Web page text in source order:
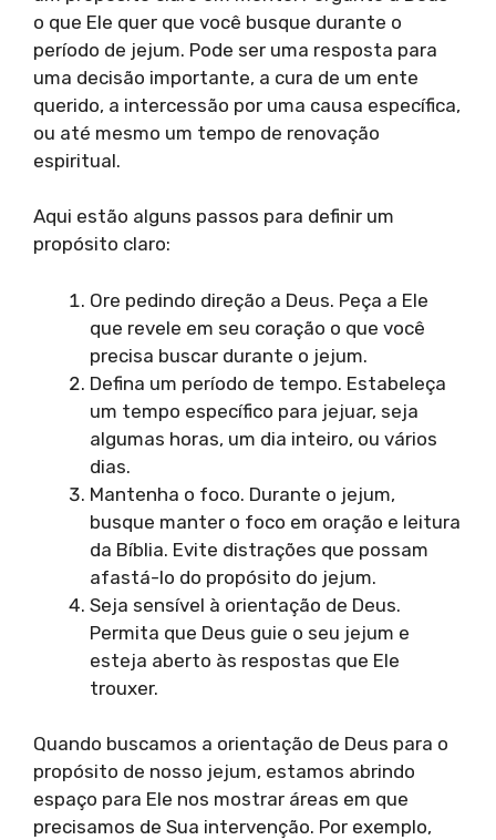
o que Ele quer que você busque durante o
período de jejum. Pode ser uma resposta para
uma decisão importante, a cura de um ente
querido, a intercessão por uma causa específica,
ou até mesmo um tempo de renovação
espiritual.
Aqui estão alguns passos para definir um
propósito claro:
Ore pedindo direção a Deus. Peça a Ele
que revele em seu coração o que você
precisa buscar durante o jejum.
Defina um período de tempo. Estabeleça
um tempo específico para jejuar, seja
algumas horas, um dia inteiro, ou vários
dias.
Mantenha o foco. Durante o jejum,
busque manter o foco em oração e leitura
da Bíblia. Evite distrações que possam
afastá-lo do propósito do jejum.
Seja sensível à orientação de Deus.
Permita que Deus guie o seu jejum e
esteja aberto às respostas que Ele
trouxer.
Quando buscamos a orientação de Deus para o
propósito de nosso jejum, estamos abrindo
espaço para Ele nos mostrar áreas em que
precisamos de Sua intervenção. Por exemplo,